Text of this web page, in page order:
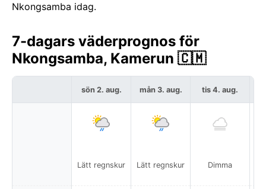
Nkongsamba idag.
7-dagars väderprognos för
Nkongsamba, Kamerun 🇨🇲
sön 2. aug.
Lätt regnskur
mån 3. aug.
Lätt regnskur
tis 4. aug.
Dimma